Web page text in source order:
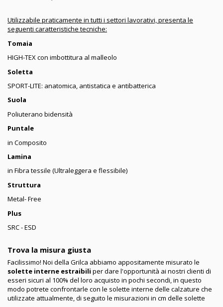
Utilizzabile praticamente in tutti i settori lavorativi,presenta le
seguenti caratteristiche tecniche:
Tomaia
HIGH-TEX con imbottitura al malleolo
Soletta
SPORT-LITE: anatomica, antistatica e antibatterica
Suola
Poliuterano bidensità
Puntale
in Composito
Lamina
in Fibra tessile (Ultraleggera e flessibile)
Struttura
Metal- Free
Plus
SRC - ESD
Trova la misura giusta
Facilissimo! Noi della Grilca abbiamo appositamente misurato le
solette interne estraibili per dare l'opportunità ai nostri clienti di
esseri sicuri al 100% del loro acquisto in pochi secondi, in questo
modo potrete confrontarle con le solette interne delle calzature che
utilizzate attualmente, di seguito le misurazioni in cm delle solette